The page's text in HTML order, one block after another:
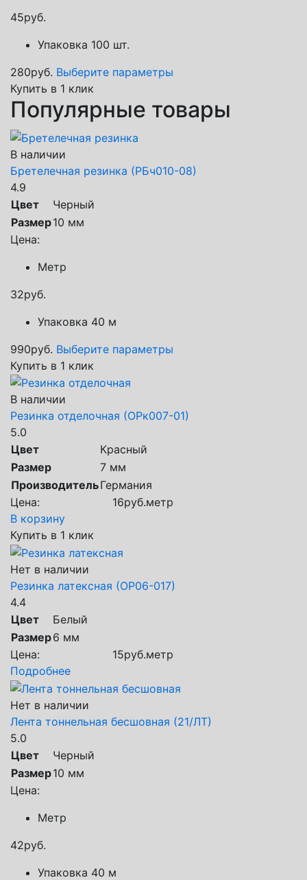
45руб.
Упаковка 100 шт.
280руб. Выберите параметры
Купить в 1 клик
Популярные товары
В наличии
Бретелечная резинка (РБч010-08)
4.9
Цвет
Черный
Размер10 мм
Цена:
Метр
32руб.
Упаковка 40 м
990руб. Выберите параметры
Купить в 1 клик
В наличии
Резинка отделочная (ОРк007-01)
5.0
Цвет
Красный
Размер
7 мм
ПроизводительГермания
Цена:
16руб.метр
В корзину
Купить в 1 клик
Нет в наличии
Резинка латексная (ОР06-017)
4.4
Цвет
Белый
Размер6 мм
Цена:
15руб.метр
Подробнее
Нет в наличии
Лента тоннельная бесшовная (21/ЛТ)
5.0
Цвет
Черный
Размер10 мм
Цена:
Метр
42руб.
Упаковка 40 м